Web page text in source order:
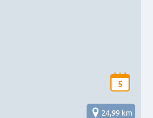
5
24,99 km